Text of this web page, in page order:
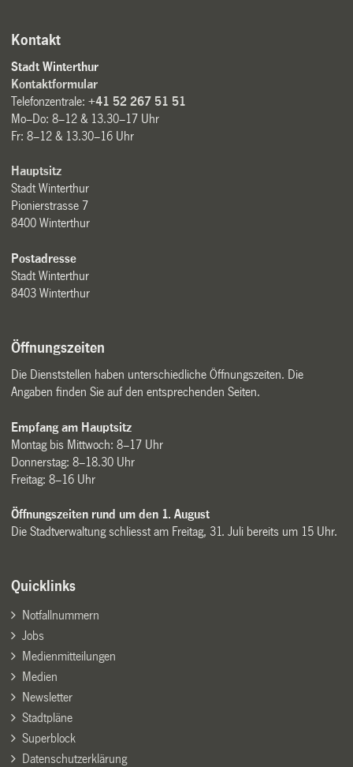
Kontakt
Stadt Winterthur
Kontaktformular
Telefonzentrale:+41 52 267 51 51
Mo–Do: 8–12 & 13.30–17 Uhr
Fr: 8–12 & 13.30–16 Uhr
Hauptsitz
Stadt Winterthur
Pionierstrasse 7
8400 Winterthur
Postadresse
Stadt Winterthur
8403 Winterthur
Öffnungszeiten
Die Dienststellen haben unterschiedliche Öffnungszeiten. Die
Angaben finden Sie auf den entsprechenden Seiten.
Empfang am Hauptsitz
Montag bis Mittwoch: 8–17 Uhr
Donnerstag: 8–18.30 Uhr
Freitag: 8–16 Uhr
Öffnungszeiten rund um den 1. August
Die Stadtverwaltung schliesst am Freitag, 31. Juli bereits um 15 Uhr.
Quicklinks
Notfallnummern
Jobs
Medienmitteilungen
Medien
Newsletter
Stadtpläne
Superblock
Datenschutzerklärung